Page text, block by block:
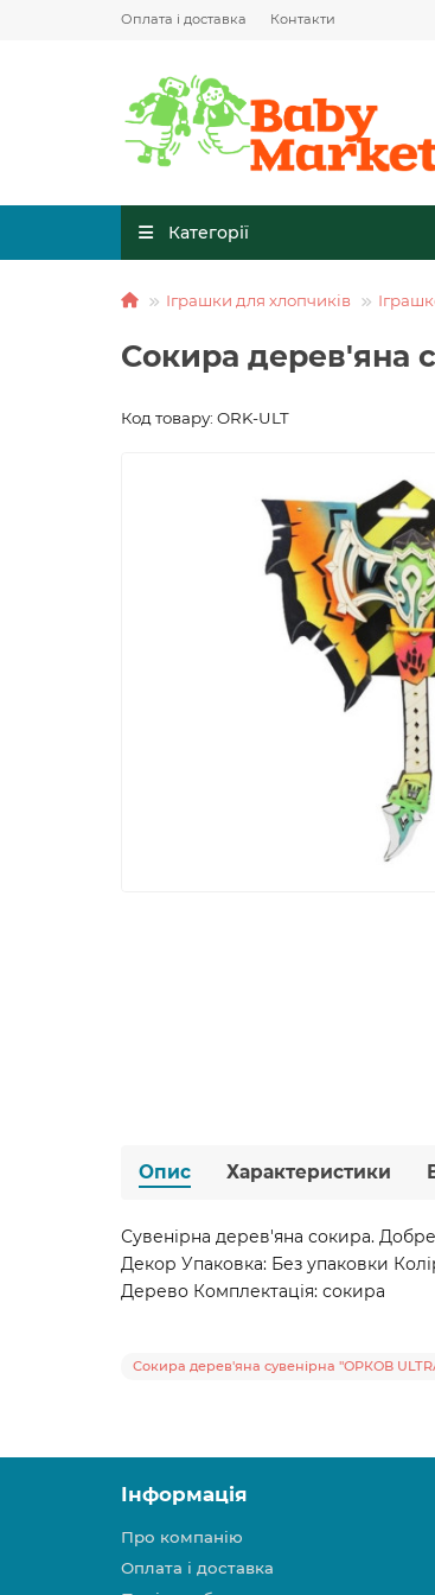
Оплата і доставка Контакти
Категорії
Іграшки для хлопчиків
Сокира дерев'яна
Код товару: ORK-ULT
Опис Характеристики
Сувенірна дерев'яна сокира. Добре
Декор Упаковка: Без упаковки
Дерево Комплектація: сокира
Сокира дерев'яна сувенірна "ОРКОВ
Інформація
Про компанію
Оплата і доставка